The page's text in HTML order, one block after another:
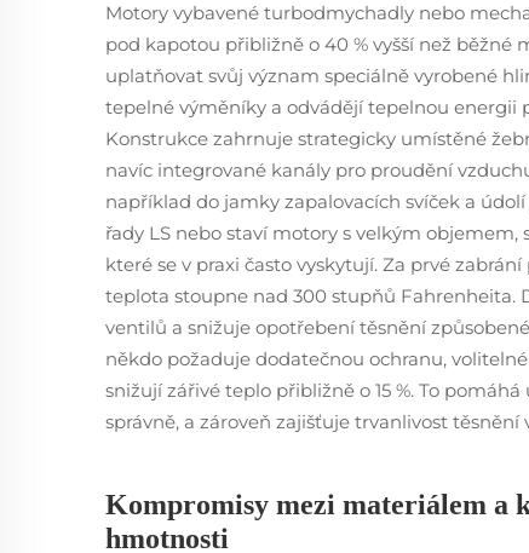
Motory vybavené turbodmychadly nebo
pod kapotou přibližně o 40 % vyšší než běžné
uplatňovat svůj význam speciálně vyrobené
tepelné výměníky a odvádějí tepelnou energii
Konstrukce zahrnuje strategicky umístěné
navíc integrované kanály pro proudění
například do jamky zapalovacích svíček a
řady LS nebo staví motory s velkým
které se v praxi často vyskytují. Za prvé
teplota stoupne nad 300 stupňů Fahrenheita.
ventilů a snižuje opotřebení těsnění
někdo požaduje dodatečnou ochranu,
snižují zářivé teplo přibližně o 15 %. To
správně, a zároveň zajišťuje trvanlivost těsnění
Kompromisy mezi materiálem a
hmotnosti